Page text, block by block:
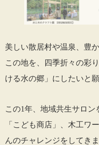
美しい散居村や温泉、豊
この地を、四季折々の彩
ける水の郷」にしたいと
この1年、地域共生サロ
「こども商店」、木工ワ
んのチャレンジをしてき